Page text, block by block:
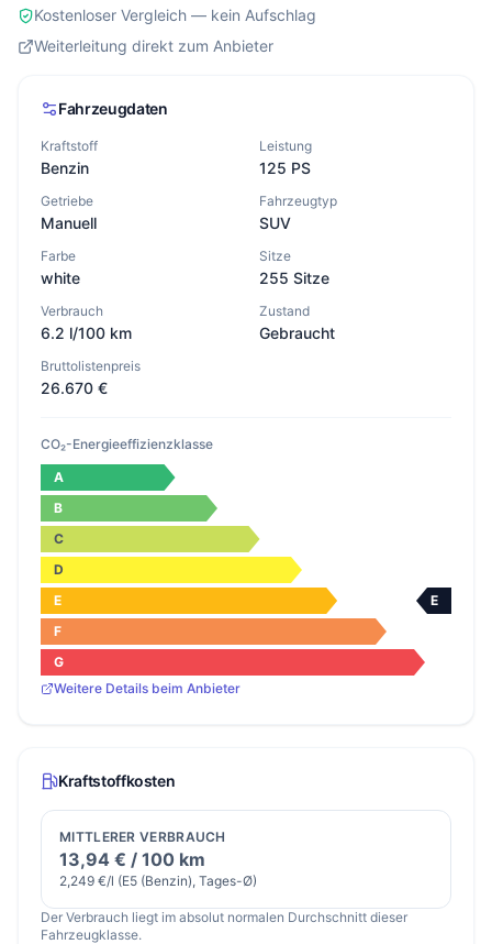
Kostenloser Vergleich — kein Aufschlag
Weiterleitung direkt zum Anbieter
Fahrzeugdaten
Kraftstoff
Benzin
Leistung
125 PS
Getriebe
Manuell
Fahrzeugtyp
SUV
Farbe
white
Sitze
255 Sitze
Verbrauch
6.2 l/100 km
Zustand
Gebraucht
Bruttolistenpreis
26.670 €
CO₂-Energieeffizienzklasse
A
B
C
D
E
E
F
G
Weitere Details beim Anbieter
Kraftstoffkosten
MITTLERER VERBRAUCH
13,94 € / 100 km
2,249 €/l (E5 (Benzin), Tages-Ø)
Der Verbrauch liegt im absolut normalen Durchschnitt dieser
Fahrzeugklasse.